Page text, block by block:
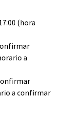
(hora
a
a confirmar